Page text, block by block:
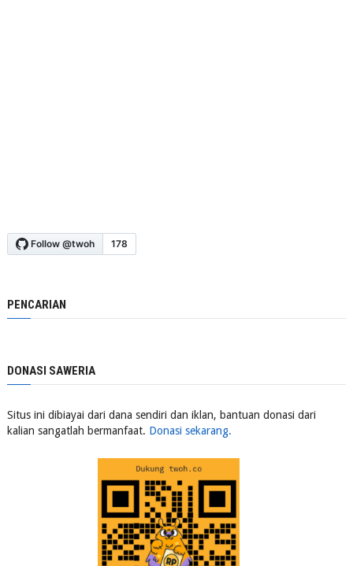
PENCARIAN
DONASI SAWERIA
Situs ini dibiayai dari dana sendiri dan iklan, bantuan donasi dari
kalian sangatlah bermanfaat. Donasi sekarang.